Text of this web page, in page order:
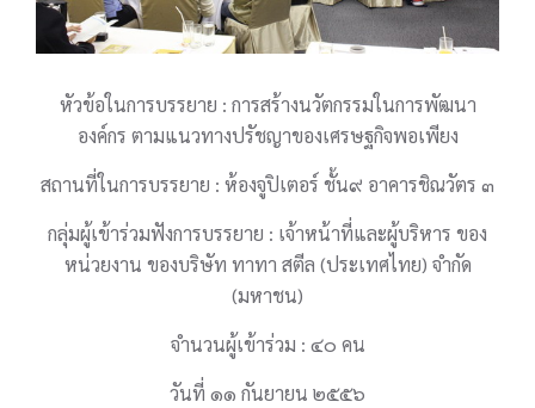
หัวข้อในการบรรยาย : การสร้างนวัตกรรมในการพัฒนา
องค์กร ตามแนวทางปรัชญาของเศรษฐกิจพอเพียง
สถานที่ในการบรรยาย : ห้องจูปิเตอร์ ชั้น๙ อาคารชิณวัตร ๓
กลุ่มผู้เข้าร่วมฟังการบรรยาย : เจ้าหน้าที่และผู้บริหาร ของ
หน่วยงาน ของบริษัท ทาทา สตีล (ประเทศไทย) จำกัด
(มหาชน)
จำนวนผู้เข้าร่วม : ๔๐ คน
วันที่ ๑๑ กันยายน ๒๕๕๖